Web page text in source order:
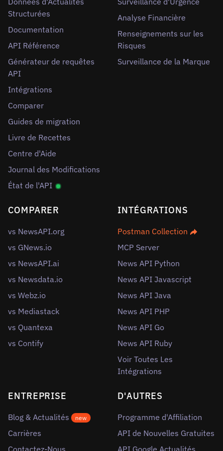
Structurées
Documentation
API Référence
Générateur de requêtes
API
Intégrations
Comparer
Guides de migration
Livre de Recettes
Centre d'Aide
Journal des Modifications
État de l'API
Analyse Financière
Renseignements sur les
Risques
Surveillance de la Marque
COMPARER
vs NewsAPI.org
vs GNews.io
vs NewsAPI.ai
vs Newsdata.io
vs Webz.io
vs Mediastack
vs Quantexa
vs Contify
INTÉGRATIONS
Postman Collection
MCP Server
News API Python
News API Javascript
News API Java
News API PHP
News API Go
News API Ruby
Voir Toutes Les
Intégrations
ENTREPRISE
Blog & Actualités new
Carrières
Contactez-Nous
D'AUTRES
Programme d'Affiliation
API de Nouvelles Gratuites
API Google Actualités